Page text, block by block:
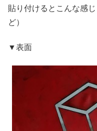
貼り付けるとこんな感
ど）
▼表面